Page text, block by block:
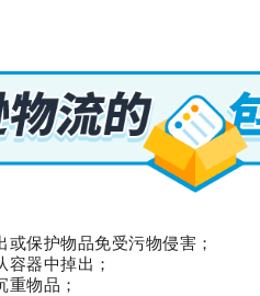
保护物品免受污物侵害；
器中掉出；
物品；